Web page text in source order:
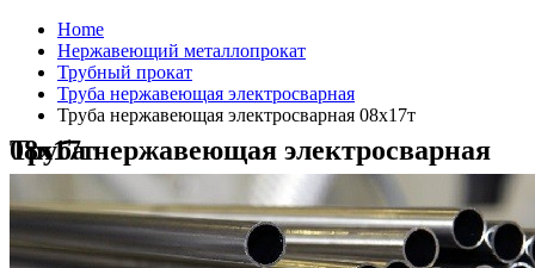
Home
Нержавеющий металлопрокат
Трубный прокат
Труба нержавеющая электросварная
Труба нержавеющая электросварная 08х17т
Труба нержавеющая электросварная 08х17т